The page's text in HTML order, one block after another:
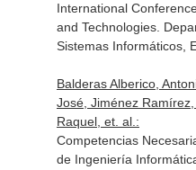
International
and Technologies.
Sistemas Informáticos,
Balderas Alberico,
José, Jiménez
Raquel, et. al.:
Competencias
de Ingeniería